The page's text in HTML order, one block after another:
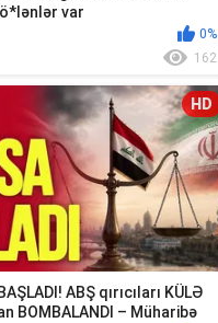
var
0%
162
HD
ABŞ qırıcıları KÜLƏ
BOMBALANDI – Müharibə